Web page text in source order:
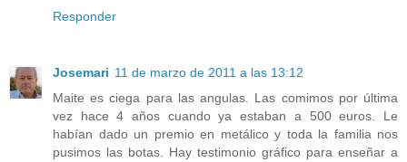
Responder
Josemari 11 de marzo de 2011 a las 13:12
Maite es ciega para las angulas. Las comimos por última
vez hace 4 años cuando ya estaban a 500 euros. Le
habían dado un premio en metálico y toda la familia nos
pusimos las botas. Hay testimonio gráfico para enseñar a